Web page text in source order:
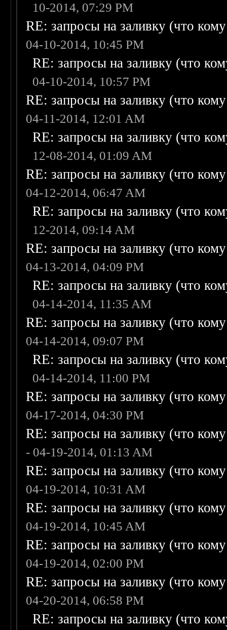
10-2014, 07:29 PM
RE: запросы на заливку (что
04-10-2014, 10:45 PM
RE: запросы на заливку (что
04-10-2014, 10:57 PM
RE: запросы на заливку (что
04-11-2014, 12:01 AM
RE: запросы на заливку (что
12-08-2014, 01:09 AM
RE: запросы на заливку (что
04-12-2014, 06:47 AM
RE: запросы на заливку (что
12-2014, 09:14 AM
RE: запросы на заливку (что
04-13-2014, 04:09 PM
RE: запросы на заливку (что
04-14-2014, 11:35 AM
RE: запросы на заливку (что
04-14-2014, 09:07 PM
RE: запросы на заливку (что
04-14-2014, 11:00 PM
RE: запросы на заливку (что
04-17-2014, 04:30 PM
RE: запросы на заливку (что
- 04-19-2014, 01:13 AM
RE: запросы на заливку (что
04-19-2014, 10:31 AM
RE: запросы на заливку (что
04-19-2014, 10:45 AM
RE: запросы на заливку (что
04-19-2014, 02:00 PM
RE: запросы на заливку (что
04-20-2014, 06:58 PM
RE: запросы на заливку (что